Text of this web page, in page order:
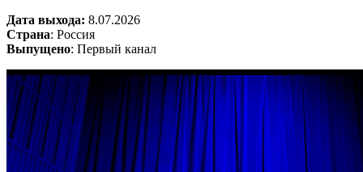
Дата выхода: 8.07.2026
Страна: Россия
Выпущено: Первый канал